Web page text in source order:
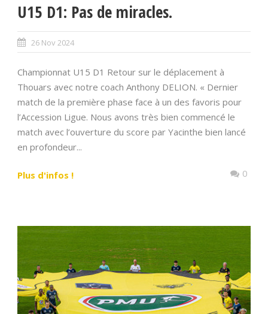
U15 D1: Pas de miracles.
26 Nov 2024
Championnat U15 D1 Retour sur le déplacement à
Thouars avec notre coach Anthony DELION. « Dernier
match de la première phase face à un des favoris pour
l’Accession Ligue. Nous avons très bien commencé le
match avec l’ouverture du score par Yacinthe bien lancé
en profondeur...
Plus d'infos ! 0